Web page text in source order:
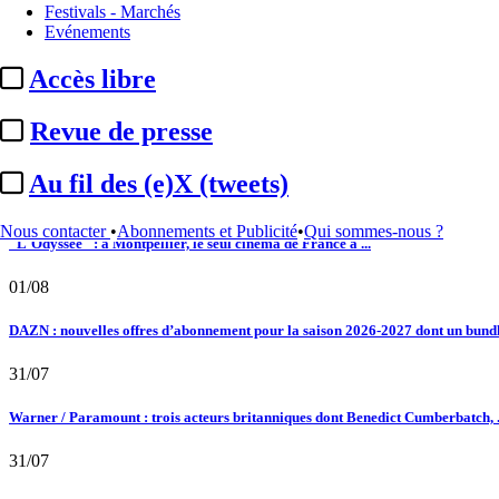
Festivals - Marchés
Evénements
Accès libre
Revue de presse
Au fil des (e)X (tweets)
Nous contacter •Abonnements et Publicité•Qui sommes-nous ?
02/08
Au fil des (e)X (tweets) : Kavinsky, hommage, argentique, 4K, Clooney,
02/08
"L'Odyssée" : à Montpellier, le seul cinéma de France à ...
01/08
DAZN : nouvelles offres d’abonnement pour la saison 2026-2027 dont un
31/07
Warner / Paramount : trois acteurs britanniques dont Benedict Cumberbatch,
31/07